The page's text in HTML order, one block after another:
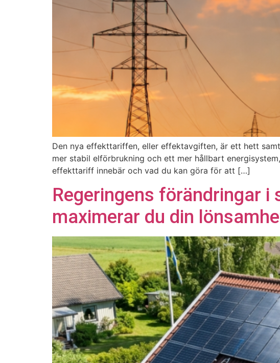
Den nya effekttariffen, eller effektavgiften, är ett hett
mer stabil elförbrukning och ett mer hållbart
effekttariff innebär och vad du kan göra för att […]
Regeringens förändringar
maximerar du din